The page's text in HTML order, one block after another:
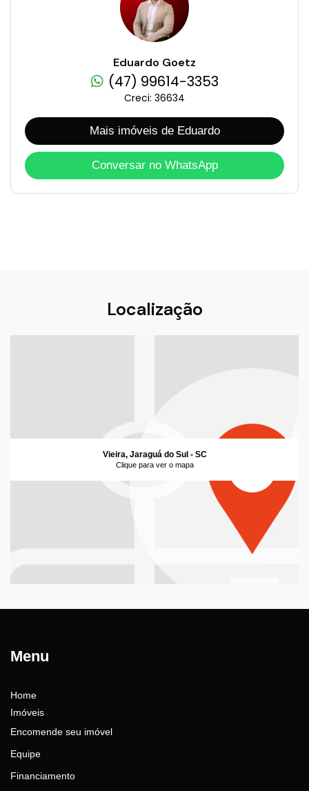
Eduardo Goetz
(47) 99614-3353
Creci: 36634
Mais imóveis de Eduardo
Conversar no WhatsApp
Localização
Vieira, Jaraguá do Sul - SC
Clique para ver o mapa
Menu
Home
Imóveis
Encomende seu imóvel
Equipe
Financiamento